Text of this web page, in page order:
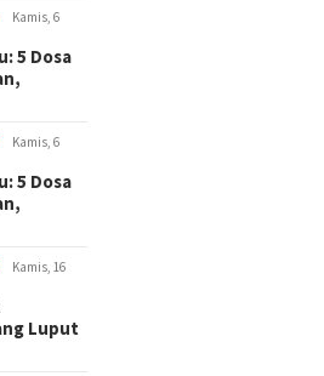
Kamis, 6
5 Dosa
Kamis, 6
5 Dosa
Kamis, 16
Luput